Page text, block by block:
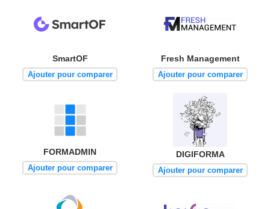
SmartOF
Ajouter pour comparer
Fresh Management
Ajouter pour comparer
FORMADMIN
Ajouter pour comparer
DIGIFORMA
Ajouter pour comparer